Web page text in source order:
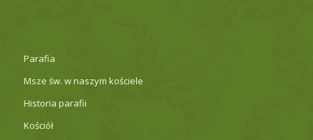
Parafia
Msze św. w naszym kościele
Historia parafii
Kościół